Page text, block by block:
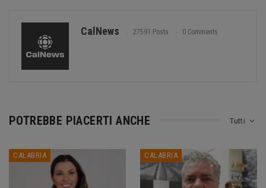
CalNews 27591 Posts 0 Comments
Tutti
POTREBBE PIACERTI ANCHE
CALABRIA CALABRIA